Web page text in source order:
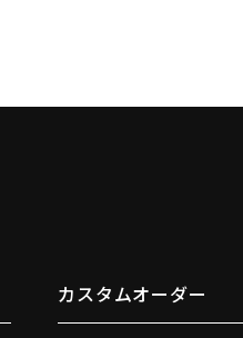
カスタムオーダー